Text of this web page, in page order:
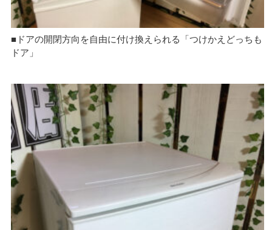
■ドアの開閉方向を自由に付け換えられる「つけかえどっちも
ドア」